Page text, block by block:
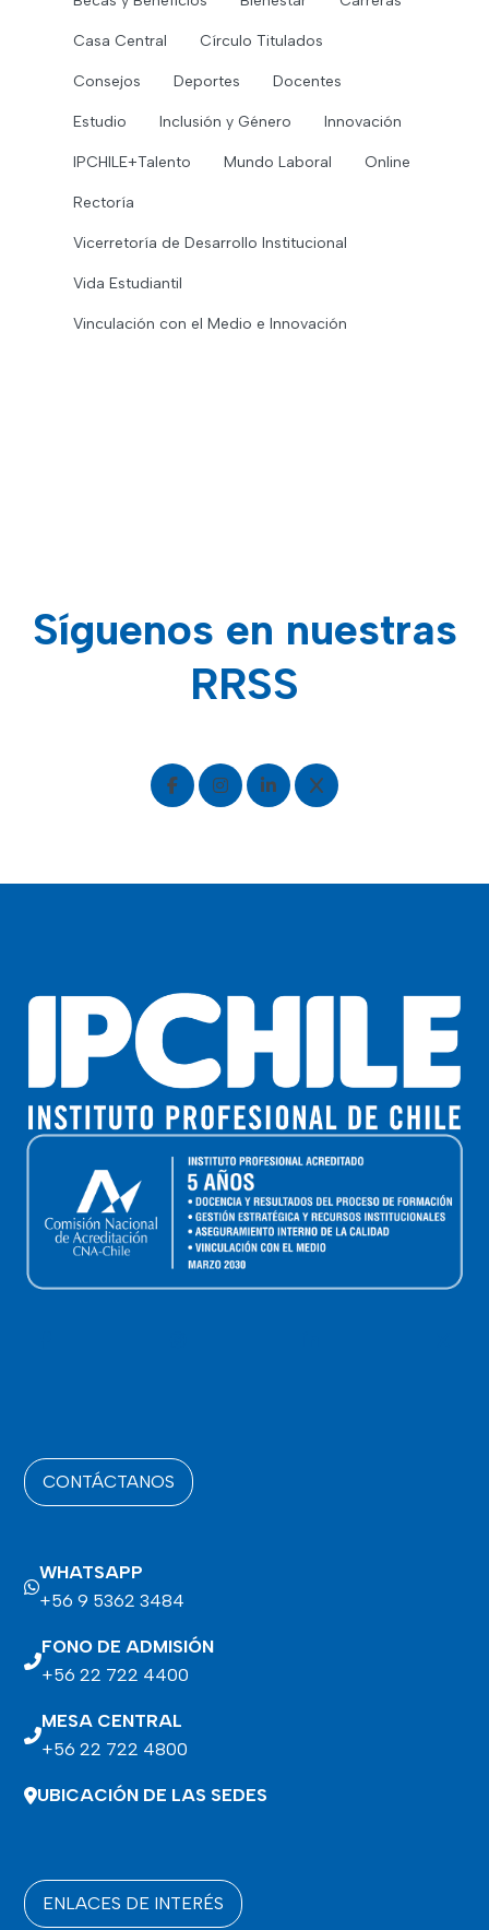
Casa Central Círculo Titulados
Consejos Deportes Docentes
Estudio Inclusión y Género Innovación
IPCHILE+Talento Mundo Laboral Online
Rectoría
Vicerretoría de Desarrollo Institucional
Vida Estudiantil
Vinculación con el Medio e Innovación
Síguenos en nuestras
RRSS
CONTÁCTANOS
WHATSAPP
+56 9 5362 3484
FONO DE ADMISIÓN
+56 22 722 4400
MESA CENTRAL
+56 22 722 4800
UBICACIÓN DE LAS SEDES
ENLACES DE INTERÉS